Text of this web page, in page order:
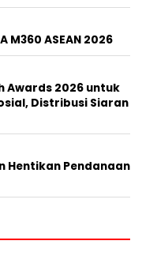
M360 ASEAN 2026
Awards 2026 untuk
Distribusi Siaran
Hentikan Pendanaan